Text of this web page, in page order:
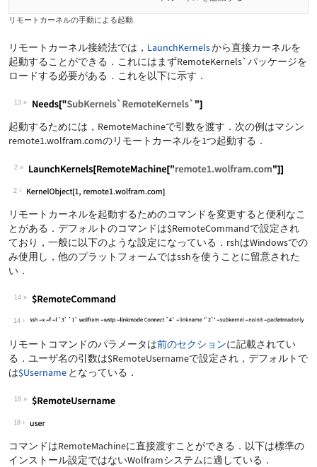
リモートカーネルの手動による起動
リモートカーネル接続法では， LaunchKernelsから直接カーネルを
起動することができる．これにはまずRemoteKernels`パッケージを
ロードする必要がある．これを以下に示す．
13
起動するためには， RemoteMachineで引数を渡す．次の例はマシン
remote1.wolfram.comのリモートカーネルを1つ起動する．
2
2
リモートカーネルを起動するためのコマンドを変更すると便利なこ
とがある．デフォルトのコマンドは$RemoteCommandで設定され
ており，一般に以下のような設定になっている．rshはWindowsでの
み使用し，他のプラットフォームではsshを使うことに留意された
い．
14
14
リモートコマンドのパラメータは前のセクションに記載されてい
る．ユーザ名の引数は$RemoteUsernameで設定され，デフォルトで
は$Username となっている．
18
18
コマンドはRemoteMachineに直接渡すことができる．以下は標準の
インストール設定ではないWolframシステムに適している．